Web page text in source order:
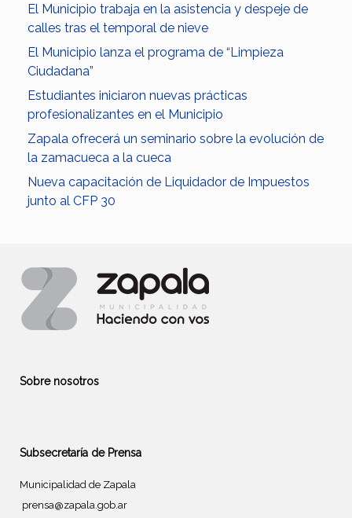
El Municipio trabaja en la asistencia y despeje de
calles tras el temporal de nieve
El Municipio lanza el programa de “Limpieza
Ciudadana”
Estudiantes iniciaron nuevas prácticas
profesionalizantes en el Municipio
Zapala ofrecerá un seminario sobre la evolución de
la zamacueca a la cueca
Nueva capacitación de Liquidador de Impuestos
junto al CFP 30
Sobre nosotros
Subsecretaría de Prensa
Municipalidad de Zapala
prensa@zapala.gob.ar